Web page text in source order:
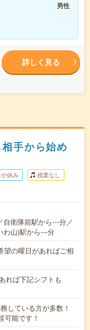
男性
詳しく見る
手から始め
休み 残業なし
衛隊前駅から---分／
わ山)駅から---分
望の曜日があればご相
れば下記シフトも
している方が多数！
可能です！